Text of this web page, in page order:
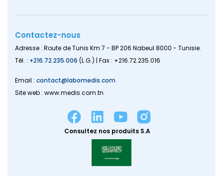
Contactez-nous
Adresse : Route de Tunis Km 7 - BP 206 Nabeul 8000 - Tunisie.
Tél. : +216.72.235.006 (L.G.) | Fax : +216.72.235.016
Email : contact@labomedis.com
Site web : www.medis.com.tn
Consultez nos produits S.A